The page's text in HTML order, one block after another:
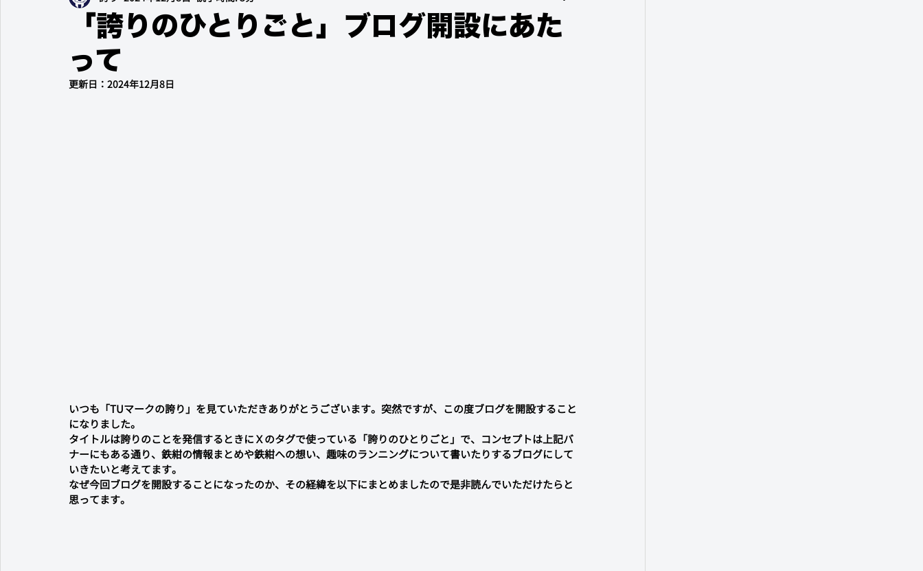
「誇りのひとりごと」ブログ開設にあた
って
更新日： 2024年12月8日
いつも「TUマークの誇り」を見ていただきありがとうございます。突然ですが、この度ブログを開設すること
になりました。
タイトルは誇りのことを発信するときにＸのタグで使っている「誇りのひとりごと」で、コンセプトは上記バ
ナーにもある通り、鉄紺の情報まとめや鉄紺への想い、趣味のランニングについて書いたりするブログにして
いきたいと考えてます。
なぜ今回ブログを開設することになったのか、その経緯を以下にまとめましたので是非読んでいただけたらと
思ってます。